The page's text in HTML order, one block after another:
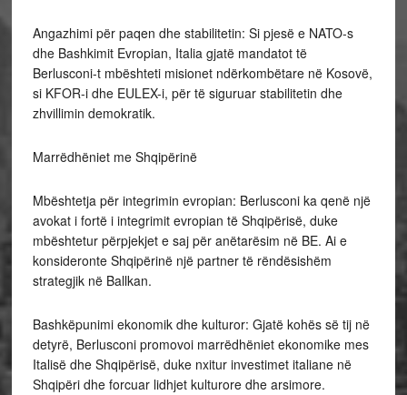
Angazhimi për paqen dhe stabilitetin: Si pjesë e NATO-s
dhe Bashkimit Evropian, Italia gjatë mandatot të
Berlusconi-t mbështeti misionet ndërkombëtare në Kosovë,
si KFOR-i dhe EULEX-i, për të siguruar stabilitetin dhe
zhvillimin demokratik.
Marrëdhëniet me Shqipërinë
Mbështetja për integrimin evropian: Berlusconi ka qenë një
avokat i fortë i integrimit evropian të Shqipërisë, duke
mbështetur përpjekjet e saj për anëtarësim në BE. Ai e
konsideronte Shqipërinë një partner të rëndësishëm
strategjik në Ballkan.
Bashkëpunimi ekonomik dhe kulturor: Gjatë kohës së tij në
detyrë, Berlusconi promovoi marrëdhëniet ekonomike mes
Italisë dhe Shqipërisë, duke nxitur investimet italiane në
Shqipëri dhe forcuar lidhjet kulturore dhe arsimore.